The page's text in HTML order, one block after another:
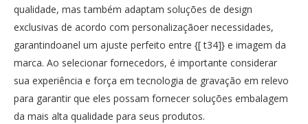
qualidade, mas também adaptam soluções de design
exclusivas de acordo com personalizaçãoer necessidades,
garantindoanel um ajuste perfeito entre {[ t34]} e imagem da
marca. Ao selecionar fornecedors, é importante considerar
sua experiência e força em tecnologia de gravação em relevo
para garantir que eles possam fornecer soluções embalagem
da mais alta qualidade para seus produtos.